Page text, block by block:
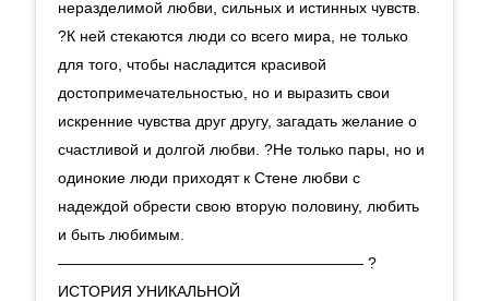
неразделимой любви, сильных и истинных чувств.
?К ней стекаются люди со всего мира, не только
для того, чтобы насладится красивой
достопримечательностью, но и выразить свои
искренние чувства друг другу, загадать желание о
счастливой и долгой любви. ?Не только пары, но и
одинокие люди приходят к Стене любви с
надеждой обрести свою вторую половину, любить
и быть любимым.
———————————————————— ?
ИСТОРИЯ УНИКАЛЬНОЙ